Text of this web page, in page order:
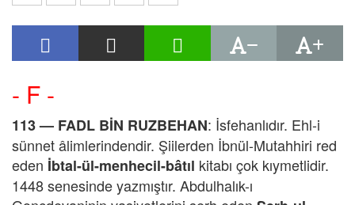
- F -
113 — FADL BİN RUZBEHAN: İsfehanlıdır. Ehl-i
sünnet âlimlerindendir. Şiilerden İbnül-Mutahhiri red
eden İbtal-ül-menhecil-bâtıl kitabı çok kıymetlidir.
1448 senesinde yazmıştır. Abdulhalık-ı